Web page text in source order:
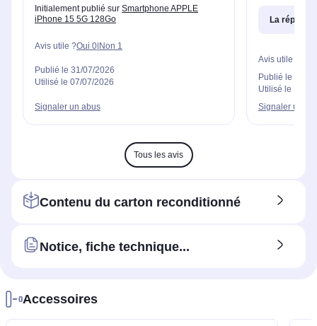
Initialement publié sur Smartphone APPLE
iPhone 15 5G 128Go
Avis utile ?Oui 0|Non 1
Publié le 31/07/2026
Utilisé le 07/07/2026
Signaler un abus
La
Avis utile ?
Publié le
Utilisé le
Signaler un
Tous les avis
Contenu du carton reconditionné
Notice, fiche technique...
Accessoires